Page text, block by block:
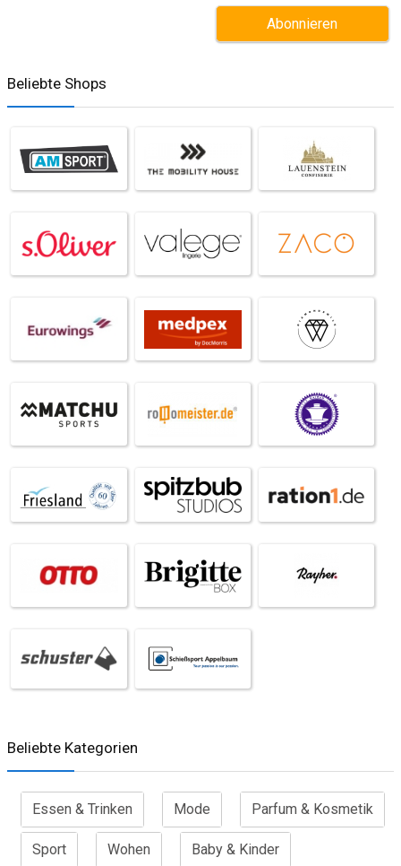
Beliebte Shops
Beliebte Kategorien
Essen & Trinken Mode Parfum & Kosmetik
Sport Wohen Baby & Kinder